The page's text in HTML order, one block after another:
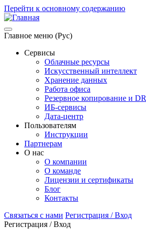
Перейти к основному содержанию
Главное меню (Рус)
Сервисы
Облачные ресурсы
Искусственный интеллект
Хранение данных
Работа офиса
Резервное копирование и DR
ИБ-сервисы
Дата-центр
Пользователям
Инструкции
Партнерам
О нас
О компании
О команде
Лицензии и сертификаты
Блог
Контакты
Связаться с нами Регистрация / Вход
Регистрация / Вход